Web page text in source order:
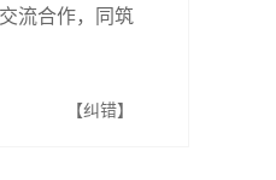
流合作，同筑
【纠错】